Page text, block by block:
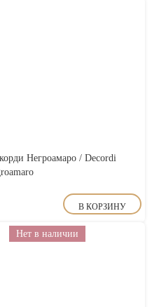
Негроамаро / Decordi
В КОРЗИНУ
Нет в наличии